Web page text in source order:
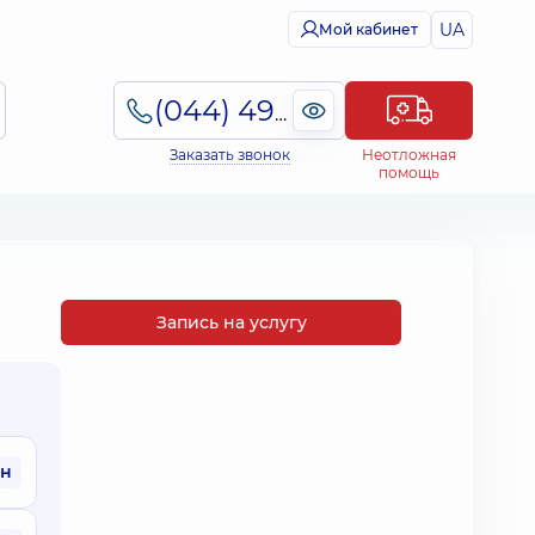
Мой кабинет UA
(044) 495-2-888
Заказать звонок
Неотложная
помощь
Запись на услугу